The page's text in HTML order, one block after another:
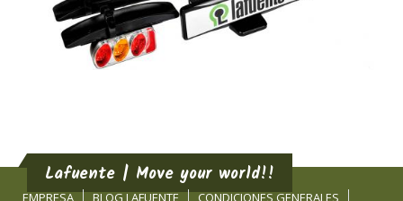
Lafuente | Move your world!!